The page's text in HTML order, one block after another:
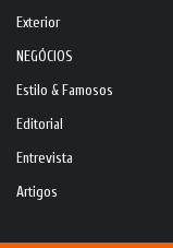
Exterior
NEGÓCIOS
Estilo & Famosos
Editorial
Entrevista
Artigos